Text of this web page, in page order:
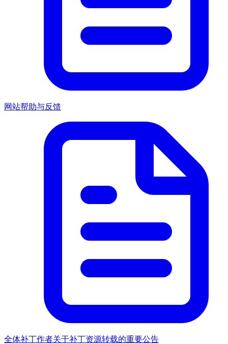
网站帮助与反馈
全体补丁作者关于补丁资源转载的重要公告